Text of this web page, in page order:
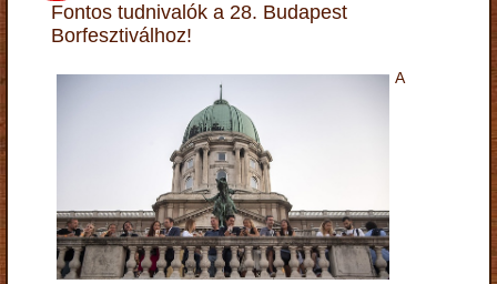
Fontos tudnivalók a 28. Budapest
Borfesztiválhoz!
A